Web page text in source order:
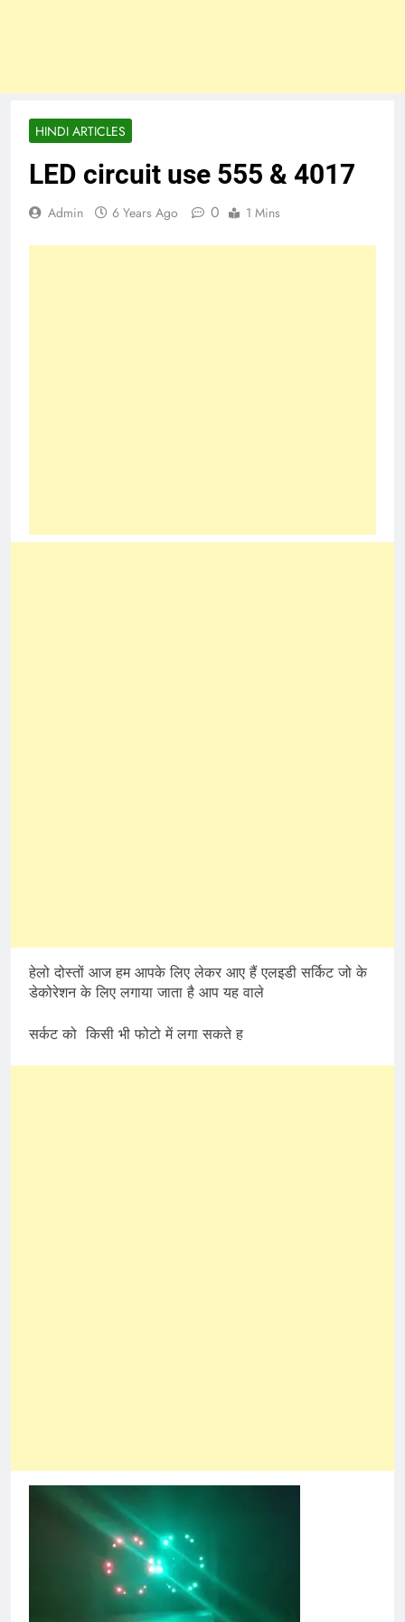
HINDI ARTICLES
LED circuit use 555 & 4017
Admin 6 Years Ago 0 1 Mins
हेलो दोस्तों आज हम आपके लिए लेकर आए हैं एलइडी सर्किट जो के
डेकोरेशन के लिए लगाया जाता है आप यह वाले
सर्कट को किसी भी फोटो में लगा सकते ह